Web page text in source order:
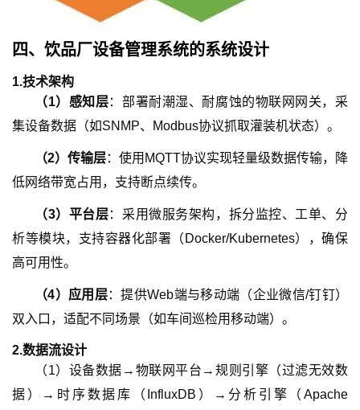
四、 饮品厂设备管理系统的系统设计
1.技术架构
（1） 感知层：部署耐潮湿、耐腐蚀的物联网网关，采
集设备数据（如SNMP、Modbus协议抓取灌装机状态）。
（2） 传输层：使用MQTT协议实现轻量级数据传输，降
低网络带宽占用，支持断点续传。
（3） 平台层：采用微服务架构，拆分监控、工单、分
析等模块，支持容器化部署（Docker/Kubernetes），确保
高可用性。
（4） 应用层：提供Web端与移动端（企业微信/钉钉）
双入口，适配不同场景（如车间巡检用移动端）。
2.数据流设计
（1） 设备数据→物联网平台→规则引擎（过滤无效数
据）→时序数据库（InfluxDB）→分析引擎（Apache